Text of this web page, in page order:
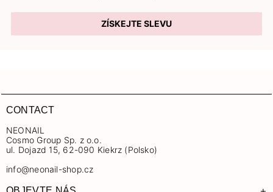
ZÍSKEJTE SLEVU
CONTACT
NEONAIL
Cosmo Group Sp. z o.o.
ul. Dojazd 15, 62-090 Kiekrz (Polsko)
info@neonail-shop.cz